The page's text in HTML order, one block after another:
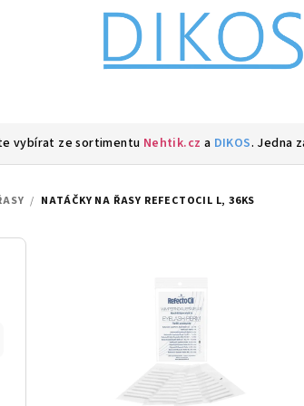
vybírat ze sortimentu Nehtik.cz a DIKOS. Jedna
/ NATÁČKY NA ŘASY REFECTOCIL L, 36KS